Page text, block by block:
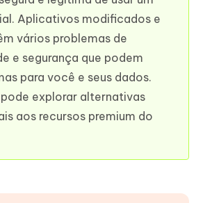
Aplicativos modificados e
vários problemas de
e segurança que podem
para você e seus dados.
explorar alternativas
aos recursos premium do